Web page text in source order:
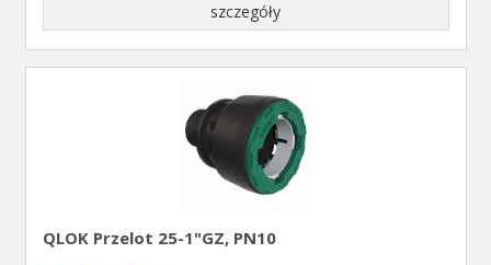
szczegóły
QLOK Przelot 25-1"GZ, PN10